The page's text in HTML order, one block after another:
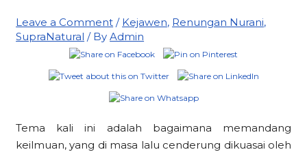
Leave a Comment / Kejawen, Renungan Nurani,
SupraNatural / ByAdmin
Tema kali ini adalah bagaimana memandang
keilmuan, yang di masa lalu cenderung dikuasai oleh